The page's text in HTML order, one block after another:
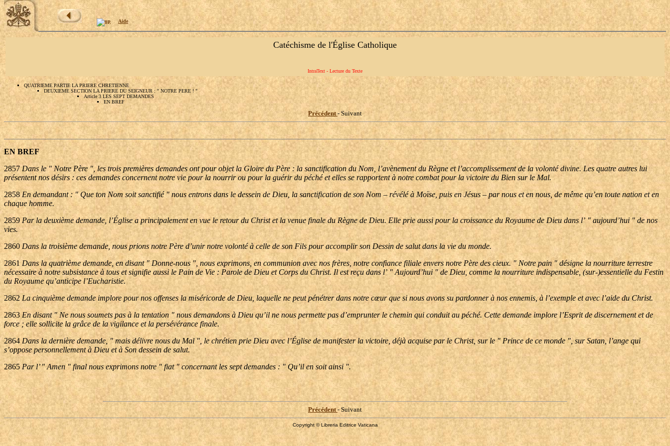
Aide
Catéchisme de l'Église Catholique
IntraText - Lecture du Texte
QUATRIEME PARTIE LA PRIERE CHRETIENNE
DEUXIEME SECTION LA PRIERE DU SEIGNEUR : " NOTRE PERE ! "
Article 3 LES SEPT DEMANDES
EN BREF
Précédent- Suivant
EN BREF
2857Dans le " Notre Père ", les trois premières demandes ont pour objet la Gloire du Père : la sanctification du Nom, l’avènement du Règne et l’accomplissement de la volonté divine. Les quatre autres lui
présentent nos désirs : ces demandes concernent notre vie pour la nourrir ou pour la guérir du péché et elles se rapportent à notre combat pour la victoire du Bien sur le Mal.
2858En demandant : " Que ton Nom soit sanctifié " nous entrons dans le dessein de Dieu, la sanctification de son Nom – révélé à Moïse, puis en Jésus – par nous et en nous, de même qu’en toute nation et en
chaque homme.
2859Par la deuxième demande, l’Église a principalement en vue le retour du Christ et la venue finale du Règne de Dieu. Elle prie aussi pour la croissance du Royaume de Dieu dans l’ " aujourd’hui " de nos
vies.
2860 Dans la troisième demande, nous prions notre Père d’unir notre volonté à celle de son Fils pour accomplir son Dessin de salut dans la vie du monde.
2861Dans la quatrième demande, en disant " Donne-nous ", nous exprimons, en communion avec nos frères, notre confiance filiale envers notre Père des cieux. " Notre pain " désigne la nourriture terrestre
nécessaire à notre subsistance à tous et signifie aussi le Pain de Vie : Parole de Dieu et Corps du Christ. Il est reçu dans l’ " Aujourd’hui " de Dieu, comme la nourriture indispensable, (sur-)essentielle du Festin
du Royaume qu’anticipe l’Eucharistie.
2862 La cinquième demande implore pour nos offenses la miséricorde de Dieu, laquelle ne peut pénétrer dans notre cœur que si nous avons su pardonner à nos ennemis, à l’exemple et avec l’aide du Christ.
2863En disant " Ne nous soumets pas à la tentation " nous demandons à Dieu qu’il ne nous permette pas d’emprunter le chemin qui conduit au péché. Cette demande implore l’Esprit de discernement et de
force ; elle sollicite la grâce de la vigilance et la persévérance finale.
2864Dans la dernière demande, " mais délivre nous du Mal ", le chrétien prie Dieu avec l’Église de manifester la victoire, déjà acquise par le Christ, sur le " Prince de ce monde ", sur Satan, l’ange qui
s’oppose personnellement à Dieu et à Son dessein de salut.
2865 Par l’ " Amen " final nous exprimons notre " fiat " concernant les sept demandes : " Qu’il en soit ainsi ".
Précédent- Suivant
Copyright © Libreria Editrice Vaticana